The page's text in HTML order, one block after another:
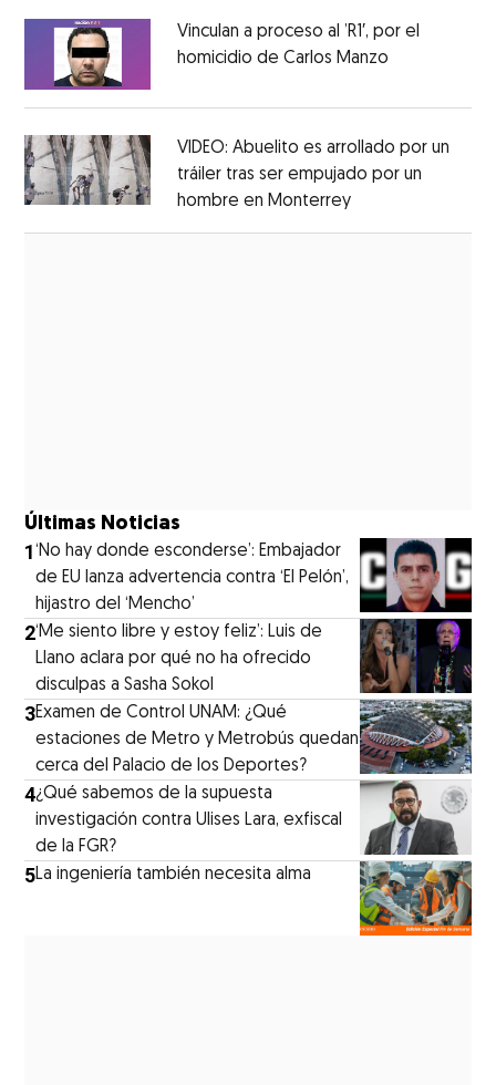
Vinculan a proceso al ’R1′, por el
homicidio de Carlos Manzo
VIDEO: Abuelito es arrollado por un
tráiler tras ser empujado por un
hombre en MonterreyOpens in new
Últimas Noticias
1‘No hay donde esconderse’: Embajador
de EU lanza advertencia contra ‘El Pelón’,
hijastro del ‘Mencho’
2‘Me siento libre y estoy feliz’: Luis de
Llano aclara por qué no ha ofrecido
disculpas a Sasha Sokol
3Examen de Control UNAM: ¿Qué
estaciones de Metro y Metrobús quedan
cerca del Palacio de los Deportes?
4¿Qué sabemos de la supuesta
investigación contra Ulises Lara, exfiscal
de la FGR?
5La ingeniería también necesita alma